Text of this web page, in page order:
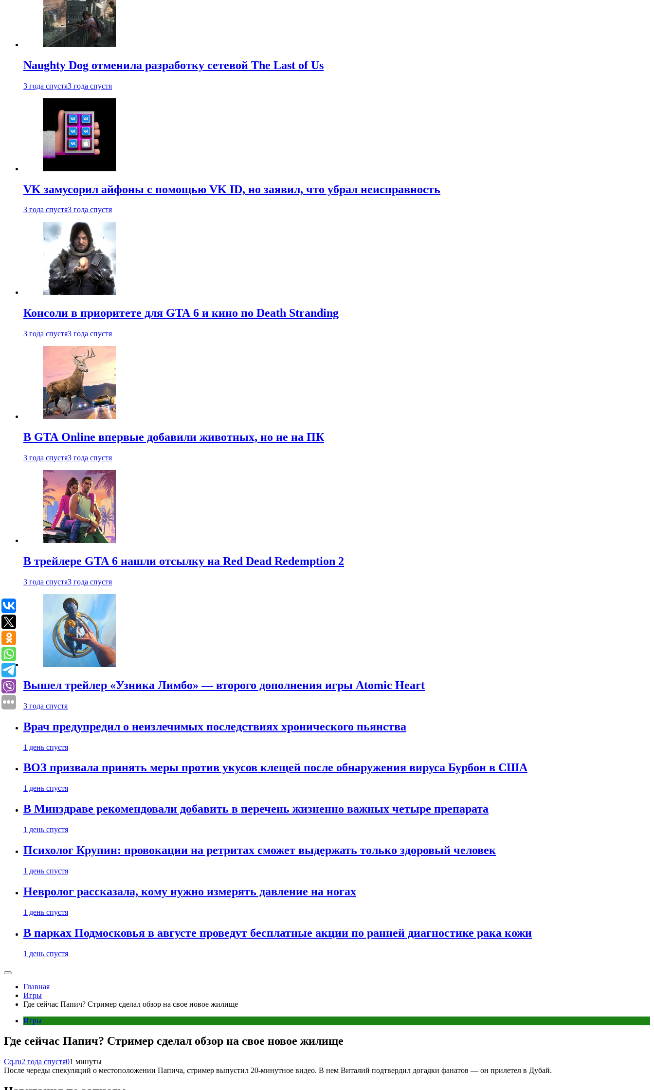
Naughty Dog отменила разработку сетевой The Last of Us
3 года спустя3 года спустя
VK замусорил айфоны с помощью VK ID, но заявил, что убрал неисправность
3 года спустя3 года спустя
Консоли в приоритете для GTA 6 и кино по Death Stranding
3 года спустя3 года спустя
В GTA Online впервые добавили животных, но не на ПК
3 года спустя3 года спустя
В трейлере GTA 6 нашли отсылку на Red Dead Redemption 2
3 года спустя3 года спустя
Вышел трейлер «Узника Лимбо» — второго дополнения игры Atomic Heart
3 года спустя
Врач предупредил о неизлечимых последствиях хронического пьянства
1 день спустя
ВОЗ призвала принять меры против укусов клещей после обнаружения вируса Бурбон в США
1 день спустя
В Минздраве рекомендовали добавить в перечень жизненно важных четыре препарата
1 день спустя
Психолог Крупин: провокации на ретритах сможет выдержать только здоровый человек
1 день спустя
Невролог рассказала, кому нужно измерять давление на ногах
1 день спустя
В парках Подмосковья в августе проведут бесплатные акции по ранней диагностике рака кожи
1 день спустя
Главная
Игры
Где сейчас Папич? Стример сделал обзор на свое новое жилище
Игры
Где сейчас Папич? Стример сделал обзор на свое новое жилище
Cq.ru2 года спустя01 минуты
После череды спекуляций о местоположении Папича, стример выпустил 20-минутное видео. В нем Виталий подтвердил догадки фанатов — он прилетел в Дубай.